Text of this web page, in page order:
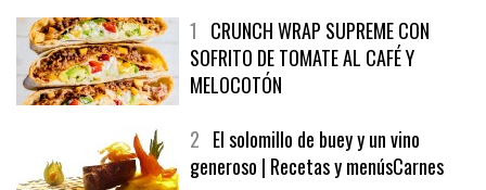
1 CRUNCH WRAP SUPREME CON
SOFRITO DE TOMATE AL CAFÉ Y
MELOCOTÓN
2 El solomillo de buey y un vino
generoso | Recetas y menúsCarnes